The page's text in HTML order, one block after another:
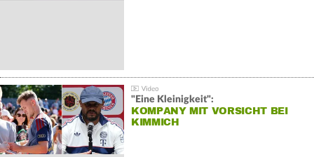
"Eine Kleinigkeit":
KOMPANY MIT VORSICHT BEI
KIMMICH